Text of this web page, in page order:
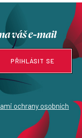
váš e-mail
ochrany osobních
PŘIHLÁSIT SE